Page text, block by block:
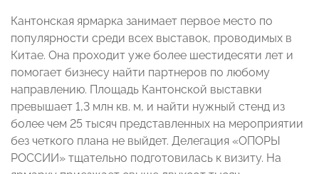
Кантонская ярмарка занимает первое место по
популярности среди всех выставок, проводимых в
Китае. Она проходит уже более шестидесяти лет и
помогает бизнесу найти партнеров по любому
направлению. Площадь Кантонской выставки
превышает 1,3 млн кв. м, и найти нужный стенд из
более чем 25 тысяч представленных на мероприятии
без четкого плана не выйдет. Делегация «ОПОРЫ
РОССИИ» тщательно подготовилась к визиту. На